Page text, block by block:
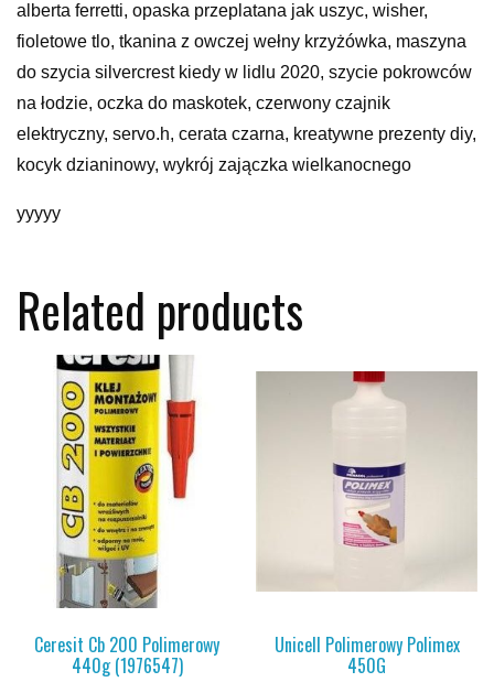
alberta ferretti, opaska przeplatana jak uszyc, wisher,
fioletowe tlo, tkanina z owczej wełny krzyżówka, maszyna
do szycia silvercrest kiedy w lidlu 2020, szycie pokrowców
na łodzie, oczka do maskotek, czerwony czajnik
elektryczny, servo.h, cerata czarna, kreatywne prezenty diy,
kocyk dzianinowy, wykrój zajączka wielkanocnego
yyyyy
Related products
Ceresit Cb 200 Polimerowy
440g (1976547)
Unicell Polimerowy Polimex
450G